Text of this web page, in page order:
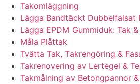
Takomläggning
Lägga Bandtäckt Dubbelfalsat
Lägga EPDM Gummiduk: Tak
Måla Plåttak
Tvätta Tak, Takrengöring &
Takrenovering av Lertegel &
Takmålning av Betongpannor